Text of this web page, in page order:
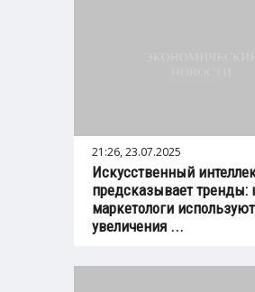
21:26, 23.07.2025
Искусственный
предсказывает тренды:
маркетологи
увеличения ...